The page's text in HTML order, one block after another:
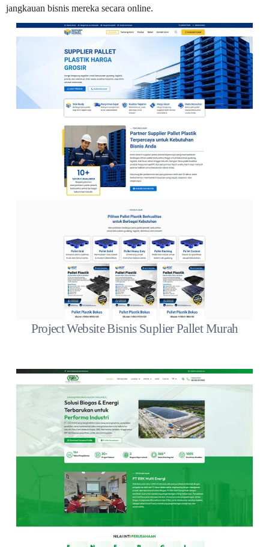
jangkauan bisnis mereka secara online.
Project Website Bisnis Suplier Pallet Murah